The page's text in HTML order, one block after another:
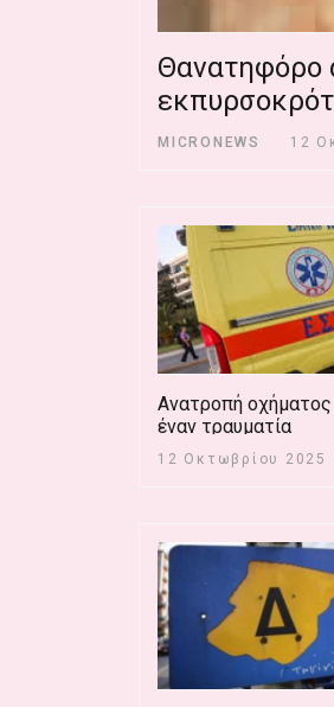
Θανατηφόρο
MICRONEWS 12
Ανατροπή
έναν τραυματία
12 Οκτωβρίου 2025